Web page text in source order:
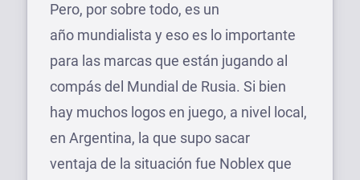
Pero, por sobre todo, es un
año mundialista y eso es lo importante
para las marcas que están jugando al
compás del Mundial de Rusia. Si bien
hay muchos logos en juego, a nivel local,
en Argentina, la que supo sacar
ventaja de la situación fue Noblex que